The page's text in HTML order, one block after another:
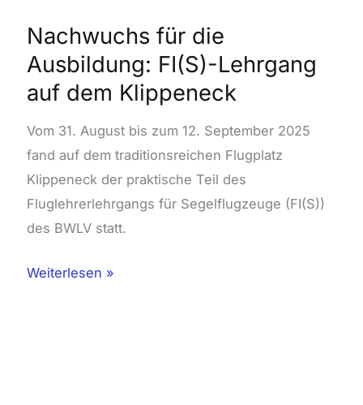
Nachwuchs für die
Ausbildung: FI(S)-Lehrgang
auf dem Klippeneck
Vom 31. August bis zum 12. September 2025
fand auf dem traditionsreichen Flugplatz
Klippeneck der praktische Teil des
Fluglehrerlehrgangs für Segelflugzeuge (FI(S))
des BWLV statt.
Ausbildung:
FI(S)-
Lehrgang
dem
Klippeneck
Weiterlesen »